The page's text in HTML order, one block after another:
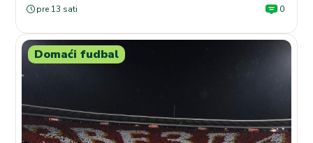
pre 13 sati 0
Domaći fudbal